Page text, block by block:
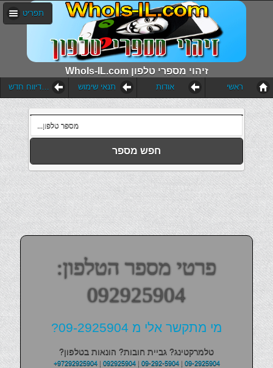
WhoIs-IL.com זיהוי מספרי טלפון
תפריט
הוסף דיווח חדש תנאי שימוש אודות ראשי
חפש מספר
פרטי מספר הטלפון:
092925904
מי מתקשר אלי מ 09-2925904?
טלמרקטינג? גביית חובות? הונאות בטלפון?
+97292925904| 092925904| 09-292-5904| 09-2925904